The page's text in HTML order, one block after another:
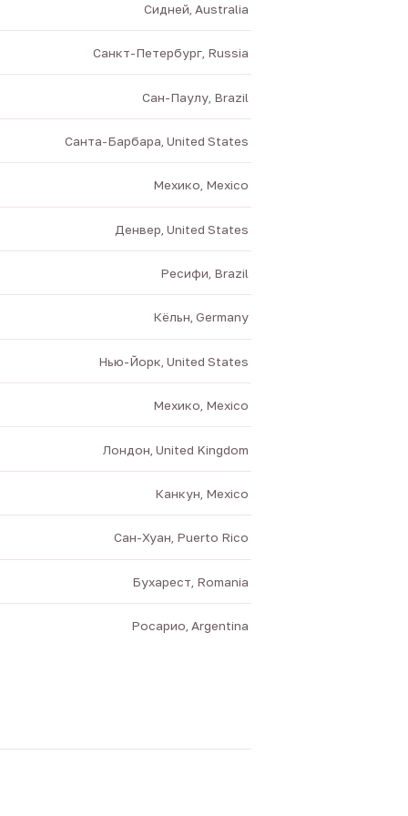
Сидней, Australia
Санкт-Петербург, Russia
Сан-Паулу, Brazil
Санта-Барбара, United States
Мехико, Mexico
Денвер, United States
Ресифи, Brazil
Кёльн, Germany
Нью-Йорк, United States
Мехико, Mexico
Лондон, United Kingdom
Канкун, Mexico
Сан-Хуан, Puerto Rico
Бухарест, Romania
Росарио, Argentina